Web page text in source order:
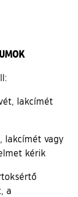
lakcímét
lakcímét vagy
kérik
a